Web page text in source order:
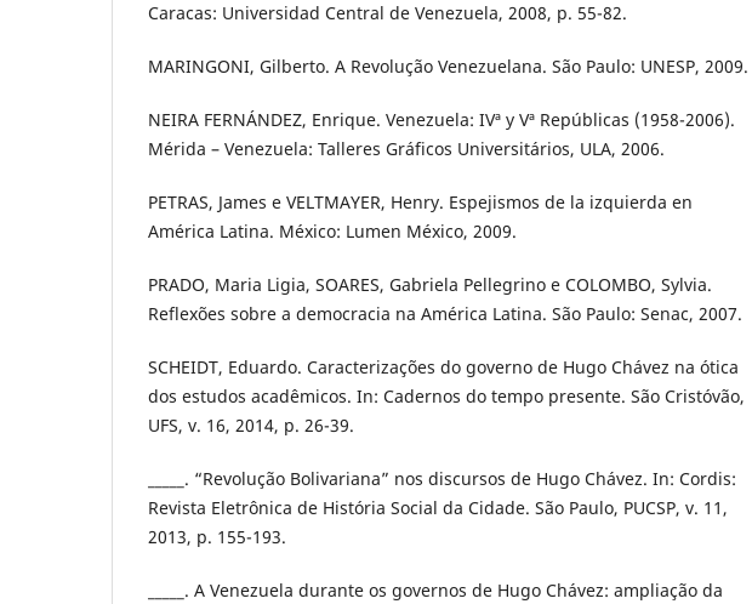
Caracas: Universidad Central de Venezuela, 2008, p. 55-82.
MARINGONI, Gilberto. A Revolução Venezuelana. São Paulo: UNESP, 2009.
NEIRA FERNÁNDEZ, Enrique. Venezuela: IVª y Vª Repúblicas (1958-2006).
Mérida – Venezuela: Talleres Gráficos Universitários, ULA, 2006.
PETRAS, James e VELTMAYER, Henry. Espejismos de la izquierda en
América Latina. México: Lumen México, 2009.
PRADO, Maria Ligia, SOARES, Gabriela Pellegrino e COLOMBO, Sylvia.
Reflexões sobre a democracia na América Latina. São Paulo: Senac, 2007.
SCHEIDT, Eduardo. Caracterizações do governo de Hugo Chávez na ótica
dos estudos acadêmicos. In: Cadernos do tempo presente. São Cristóvão,
UFS, v. 16, 2014, p. 26-39.
_____. “Revolução Bolivariana” nos discursos de Hugo Chávez. In: Cordis:
Revista Eletrônica de História Social da Cidade. São Paulo, PUCSP, v. 11,
2013, p. 155-193.
_____. A Venezuela durante os governos de Hugo Chávez: ampliação da